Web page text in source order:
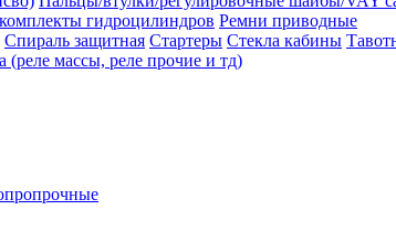
гидроцилиндров Ремни приводные
Спираль защитная Стартеры Стекла кабины
(реле массы, реле прочие и тд)